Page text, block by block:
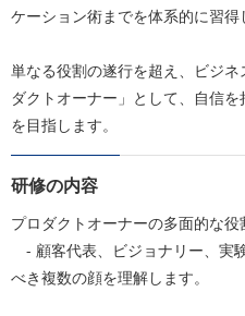
ケーション術までを体系的に習得
単なる役割の遂行を超え、ビジ
ダクトオーナー」として、自信
を目指します。
研修の内容
プロダクトオーナーの多面的な役
- 顧客代表、ビジョナリー、実
べき複数の顔を理解します。